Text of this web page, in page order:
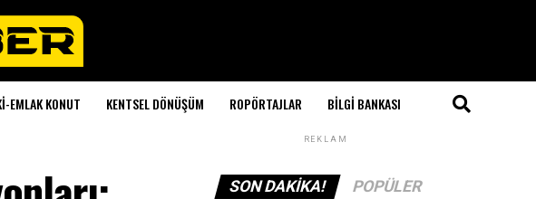
EMLAK KONUT KENTSEL DÖNÜŞÜM ROPÖRTAJLAR BILGI BANKASI
REKLAM
SON DAKIKA!
POPÜLER